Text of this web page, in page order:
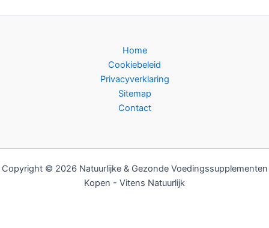
Home
Cookiebeleid
Privacyverklaring
Sitemap
Contact
Copyright © 2026 Natuurlijke & Gezonde Voedingssupplementen
Kopen - Vitens Natuurlijk